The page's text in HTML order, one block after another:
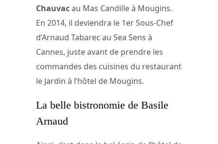
Chauvacau Mas Candille à Mougins.
En 2014, il deviendra le 1er Sous-Chef
d’Arnaud Tabarec au Sea Sens à
Cannes, juste avant de prendre les
commandes des cuisines du restaurant
le Jardin à l’hôtel de Mougins.
La belle bistronomie de Basile
Arnaud